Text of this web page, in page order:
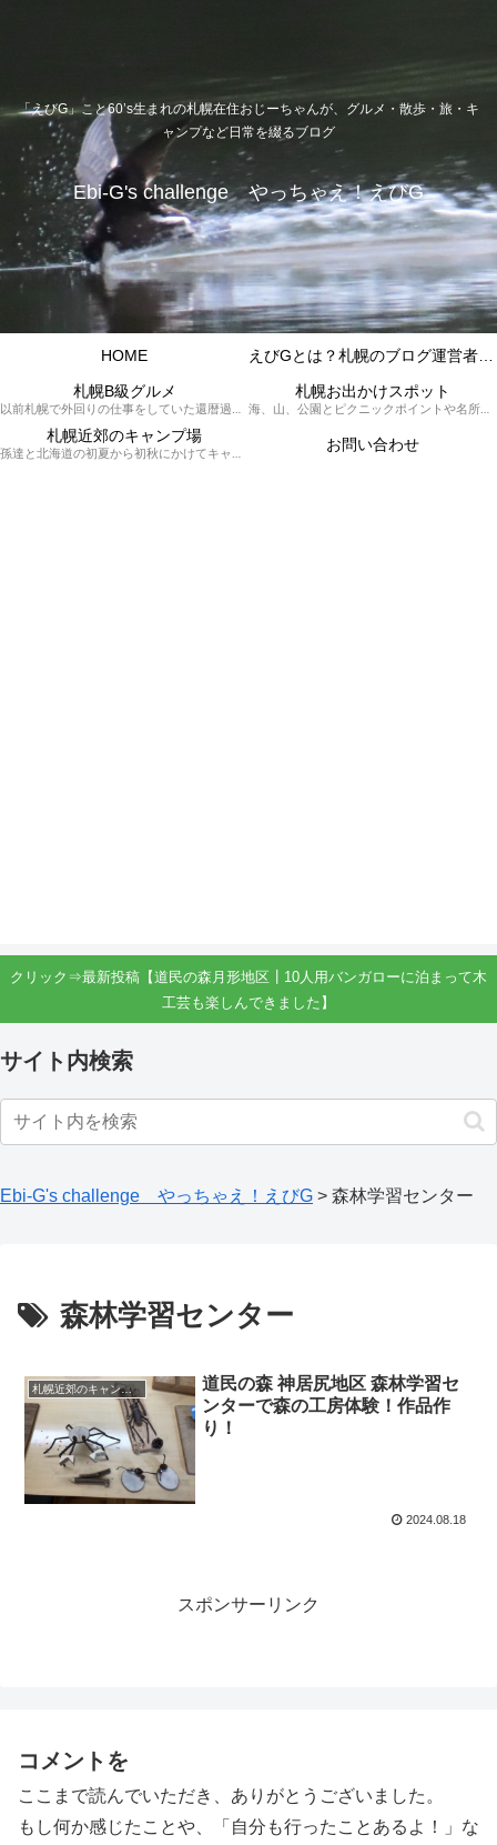
「えびG」こと60’s生まれの札幌在住おじーちゃんが、グルメ・散歩・旅・キ
ャンプなど日常を綴るブログ
Ebi-G's challenge やっちゃえ！えびG
HOME
札幌B級グルメ
以前札幌で外回りの仕事をしていた還暦過ぎブロガー「えびG」がランチ（サラリーマンランチ、サラメシ）を中心に、おそば、ラーメン、中華、日替わりランチを「札幌Bグルメ」と題してレポートしているブログカテゴリーのページです。現在は定年後の再雇用で札幌中とはいかなまでも会社の近くのすすきの界隈や家のある札幌市南区を中心に徘徊しております。
札幌お出かけスポット
海、山、公園とピクニックポイントや名所、旧跡などなど、、、、、札幌はもとより郊外の無理なく日帰りでいって帰ってこれるお出かけスポットを孫っち達（小学５、３年生、幼稚園年長さんの３人）とえびGがお出かけをして紹介しているページです。
札幌近郊のキャンプ場
孫達と北海道の初夏から初秋にかけてキャンプに出かけます。キャンプ場情報だったり料理だったり花火や遊びに虫取りとまさに「やっちゃえ！えびG」やりたい放題のブログです。 お問い合わせ
クリック⇒最新投稿【道民の森月形地区┃10人用バンガローに泊まって木
工芸も楽しんできました】
サイト内検索
Ebi-G's challenge やっちゃえ！えびG > 森林学習センター
森林学習センター
札幌近郊のキャンプ場
道民の森 神居尻地区 森林学習セ
ンターで森の工房体験！作品作
り！
2024.08.18
スポンサーリンク
コメントを
ここまで読んでいただき、ありがとうございました。
もし何か感じたことや、「自分も行ったことあるよ！」な